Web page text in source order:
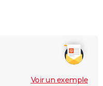
Voir un exemple